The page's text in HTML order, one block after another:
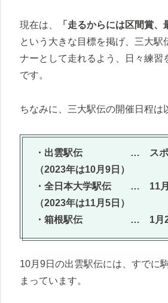
現在は、
「走るからには区間賞、
という大きな目標を掲げ、三大駅
ナーとして走れるよう、日々練習
です。
ちなみに、三大駅伝の開催日程は
・出雲駅伝 … スポー
（2023年は10月9日）
・全日本大学駅伝 … 11月
（2023年は11月5日）
・箱根駅伝 … 1月2
10月9日の出雲駅伝には、すでに
まっています。